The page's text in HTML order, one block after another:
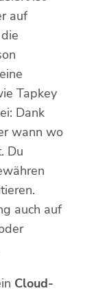
auf
Tapkey
Dank
wann wo
Du
auch auf
Cloud-